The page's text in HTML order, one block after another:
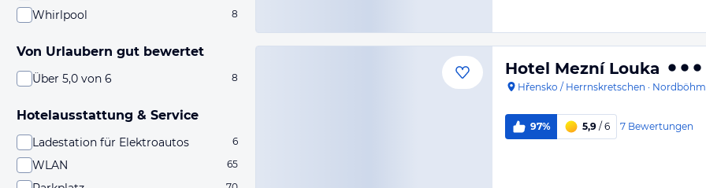
Whirlpool 8
Von Urlaubern gut bewertet
Über 5,0 von 6 8
Hotelausstattung & Service
Ladestation für Elektroautos 6
WLAN 65
Hotel Mezní Louka
Hřensko / Herrnskretschen ·
97% 5,9 / 6 7 Bewertungen